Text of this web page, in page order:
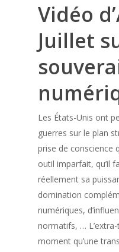
Vidéo
Juillet
Les États-Unis ont
guerres sur le plan
prise de conscience
outil imparfait, qu’il
réellement sa
domination
numériques,
normatifs, …
moment qu’une